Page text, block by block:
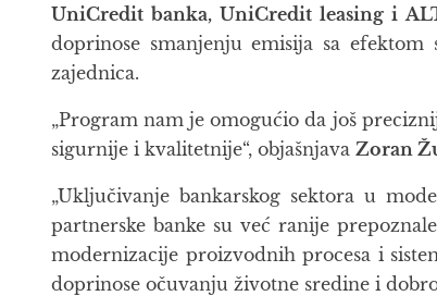
UniCredit banka, UniCredit leasing i
doprinose smanjenju emisija sa
zajednica.
„Program nam je omogućio da još
sigurnije i kvalitetnije“, objašnjava Zoran
„Uključivanje bankarskog sektora u
partnerske banke su već ranije
modernizacije proizvodnih procesa i
doprinose očuvanju životne sredine i